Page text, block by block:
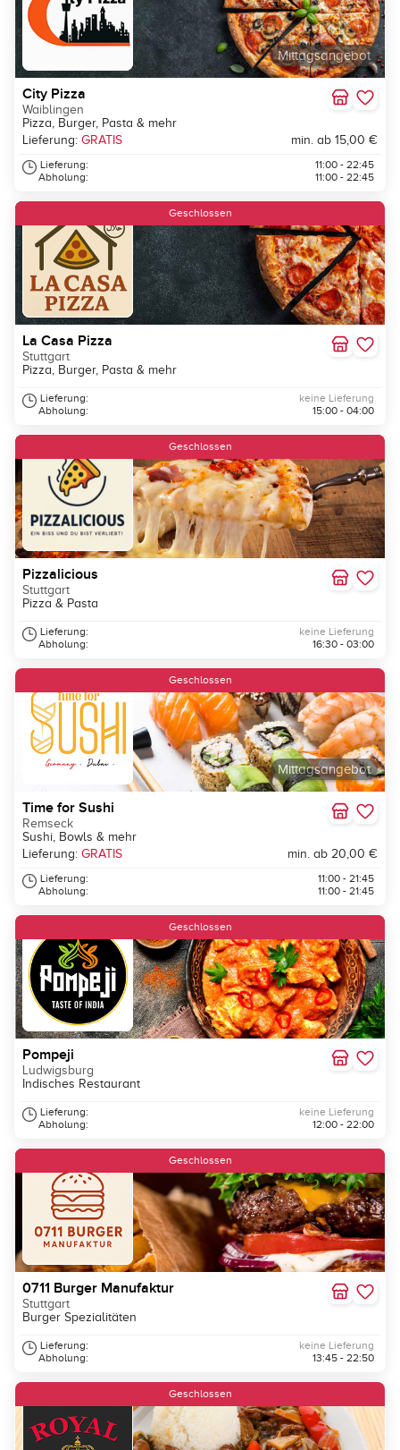
Mittagsangebot
City Pizza
Waiblingen
Pizza, Burger, Pasta & mehr
Lieferung: GRATIS min. ab 15,00 €
Lieferung:
Abholung:
11:00 - 22:45
11:00 - 22:45
Geschlossen
La Casa Pizza
Stuttgart
Pizza, Burger, Pasta & mehr
Lieferung:
Abholung:
keine Lieferung
15:00 - 04:00
Geschlossen
Pizzalicious
Stuttgart
Pizza & Pasta
Lieferung:
Abholung:
keine Lieferung
16:30 - 03:00
Mittagsangebot
Geschlossen
Time for Sushi
Remseck
Sushi, Bowls & mehr
Lieferung: GRATIS min. ab 20,00 €
Lieferung:
Abholung:
11:00 - 21:45
11:00 - 21:45
Geschlossen
Pompeji
Ludwigsburg
Indisches Restaurant
Lieferung:
Abholung:
keine Lieferung
12:00 - 22:00
Geschlossen
0711 Burger Manufaktur
Stuttgart
Burger Spezialitäten
Lieferung:
Abholung:
keine Lieferung
13:45 - 22:50
Geschlossen